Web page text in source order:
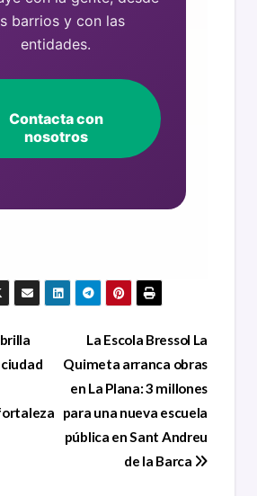
barrios y con las
entidades.
Contacta con
nosotros
La Escola Bressol La
Quimeta arranca obras
en La Plana: 3 millones
para una nueva escuela
pública en Sant Andreu
de la Barca